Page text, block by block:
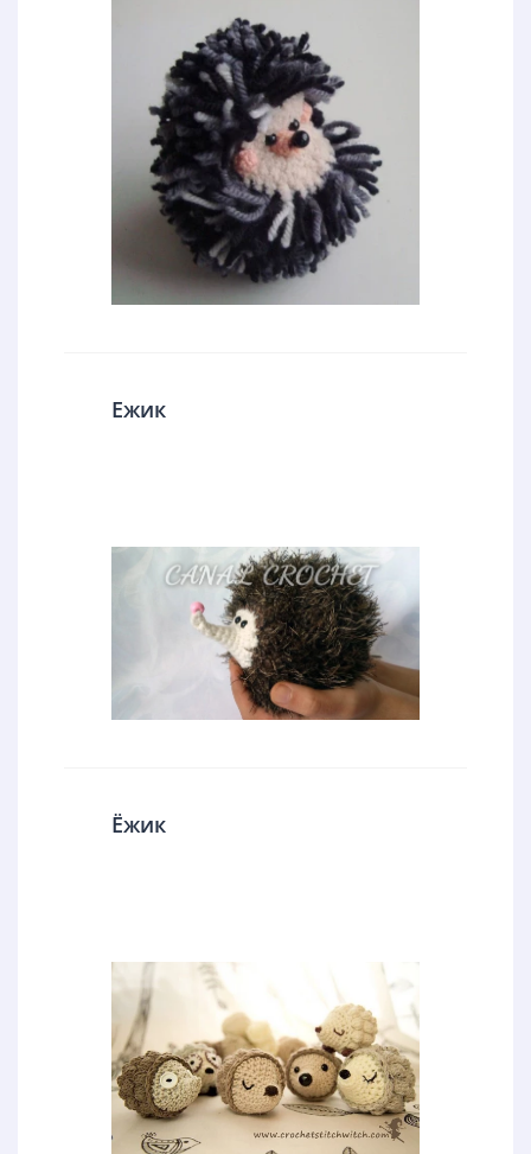
Ежик
Ёжик